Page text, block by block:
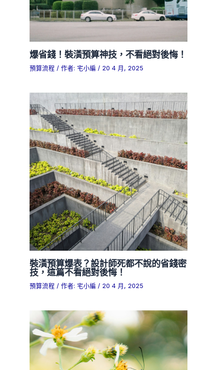
爆省錢！裝潢預算神技，不看絕對後悔！
預算流程 / 作者: 宅小編 / 20 4 月, 2025
裝潢預算爆表？設計師死都不說的省錢密
技，這篇不看絕對後悔！
預算流程 / 作者: 宅小編 / 20 4 月, 2025